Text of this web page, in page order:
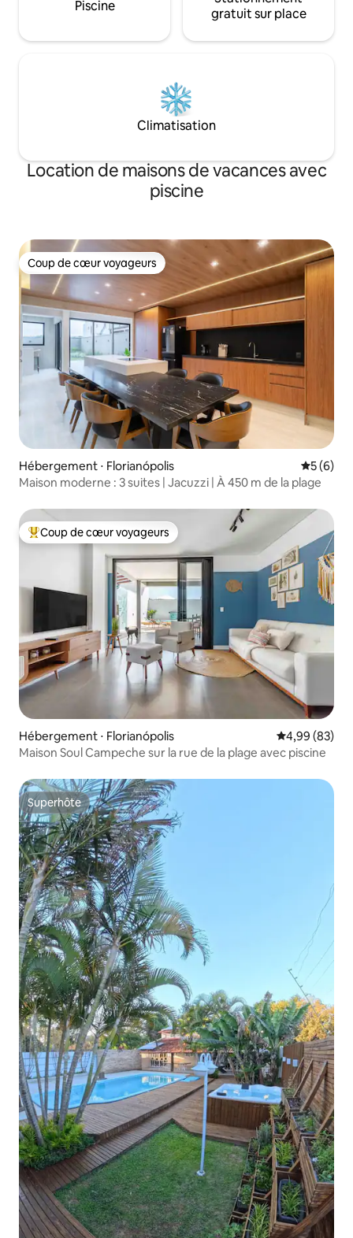
Piscine
gratuit sur place
Climatisation
Location de maisons de vacances avec
piscine
Coup de cœur voyageurs
Coup de cœur voyageurs
Hébergement ⋅ Florianópolis
5 (6)
Maison moderne : 3 suites | Jacuzzi | À 450 m de la plage
Coups de cœur voyageurs les plus appréciés
Coup de cœur voyageurs
Hébergement ⋅ Florianópolis Évaluation
4,99 (83)
Maison Soul Campeche sur la rue de la plage avec piscine
Superhôte
Superhôte